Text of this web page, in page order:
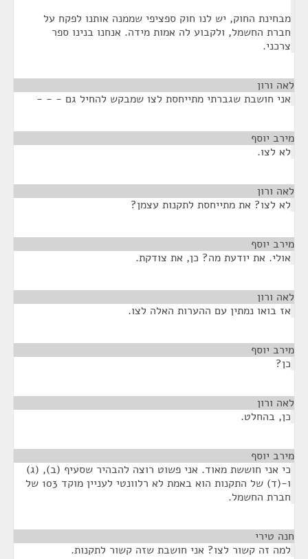
מבחינת החוק, יש לנו חוק ספציפי שממנה אותנו לפקח על
חברת החשמל, ולקבוע לה אמות מידה. אנחנו בנינו ספר
צרכני.
לאה ורון
אני חושבת שגברתי מתייחסת לצו שמבקש להחיל גם - - -
מירב יוסף
לא לצו.
לאה ורון
לא לצו? את מתייחסת לתקנות עצמן?
מירב יוסף
אולי. את יודעת מה? כן, את צודקת.
לאה ורון
אז בואו נמתין עם ההערות האלה לצו.
מירב יוסף
כן?
לאה ורון
כן, בהחלט.
מירב יוסף
כי אני חוששת מאוד. אני פשוט רוצה להבהיר שסעיף (ב), (ג)
ו-(ד) של התקנות הוא באמת לא רלוונטי לעניין מוקד 103 של
חברת החשמל.
חנה טירי
למה זה קשור לצו? אני חושבת שזה קשור לתקנות.